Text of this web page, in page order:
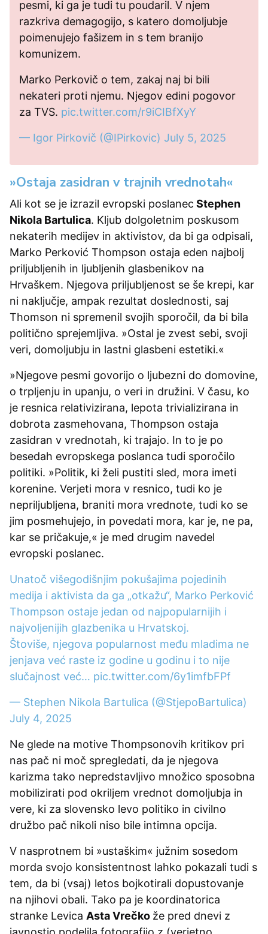
pesmi, ki ga je tudi tu poudaril. V njem
razkriva demagogijo, s katero domoljubje
poimenujejo fašizem in s tem branijo
komunizem.
Marko Perkovič o tem, zakaj naj bi bili
nekateri proti njemu. Njegov edini pogovor
za TVS. pic.twitter.com/r9iCIBfXyY
— Igor Pirkovič (@IPirkovic) July 5, 2025
»Ostaja zasidran v trajnih vrednotah«
Ali kot se je izrazil evropski poslanec Stephen
Nikola Bartulica. Kljub dolgoletnim poskusom
nekaterih medijev in aktivistov, da bi ga odpisali,
Marko Perković Thompson ostaja eden najbolj
priljubljenih in ljubljenih glasbenikov na
Hrvaškem. Njegova priljubljenost se še krepi, kar
ni naključje, ampak rezultat doslednosti, saj
Thomson ni spremenil svojih sporočil, da bi bila
politično sprejemljiva. »Ostal je zvest sebi, svoji
veri, domoljubju in lastni glasbeni estetiki.«
»Njegove pesmi govorijo o ljubezni do domovine,
o trpljenju in upanju, o veri in družini. V času, ko
je resnica relativizirana, lepota trivializirana in
dobrota zasmehovana, Thompson ostaja
zasidran v vrednotah, ki trajajo. In to je po
besedah evropskega poslanca tudi sporočilo
politiki. »Politik, ki želi pustiti sled, mora imeti
korenine. Verjeti mora v resnico, tudi ko je
nepriljubljena, braniti mora vrednote, tudi ko se
jim posmehujejo, in povedati mora, kar je, ne pa,
kar se pričakuje,« je med drugim navedel
evropski poslanec.
Unatoč višegodišnjim pokušajima pojedinih
medija i aktivista da ga „otkažu“, Marko Perković
Thompson ostaje jedan od najpopularnijih i
najvoljenijih glazbenika u Hrvatskoj.
Štoviše, njegova popularnost među mladima ne
jenjava već raste iz godine u godinu i to nije
slučajnost već… pic.twitter.com/6y1imfbFPf
— Stephen Nikola Bartulica (@StjepoBartulica)
July 4, 2025
Ne glede na motive Thompsonovih kritikov pri
nas pač ni moč spregledati, da je njegova
karizma tako nepredstavljivo množico sposobna
mobilizirati pod okriljem vrednot domoljubja in
vere, ki za slovensko levo politiko in civilno
družbo pač nikoli niso bile intimna opcija.
V nasprotnem bi »ustaškim« južnim sosedom
morda svojo konsistentnost lahko pokazali tudi s
tem, da bi (vsaj) letos bojkotirali dopustovanje
na njihovi obali. Tako pa je koordinatorica
stranke Levica Asta Vrečko že pred dnevi z